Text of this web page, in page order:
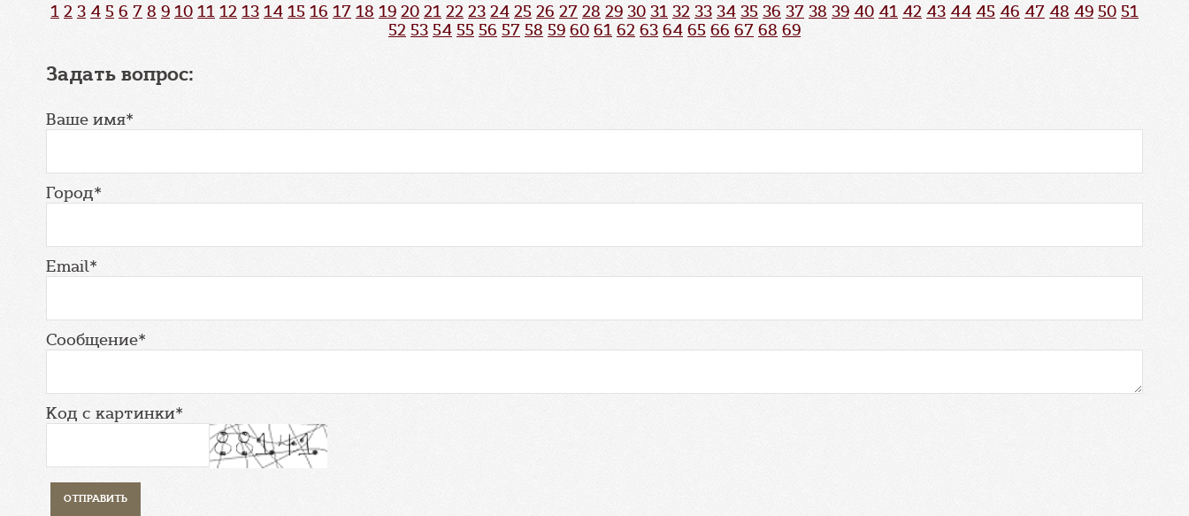
1 2 3 4 5 6 7 8 9 10 11 12 13 14 15 16 17 18 19 20 21 22 23 24 25 26 27 28 29 30 31 32 33 34 35 36 37 38 39 40 41 42 43 44 45 46 47 48 49 50 51
52 53 54 55 56 57 58 59 60 61 62 63 64 65 66 67 68 69
Задать вопрос:
Ваше имя*
Город*
Email*
Сообщение*
Код с картинки*